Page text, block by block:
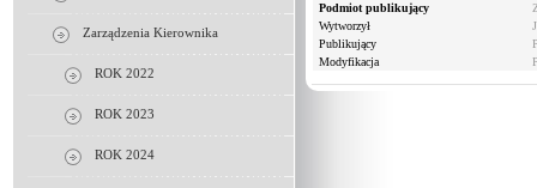
Zarządzenia Kierownika
ROK 2022
ROK 2023
ROK 2024
Podmiot publikujący
Wytworzył
Publikujący
Modyfikacja